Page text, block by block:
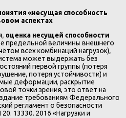
«несущая способность
аспектах
оценка несущей способности
предельной величины внешнего
всех комбинаций нагрузок),
может выдержать без
первой группы (потеря
потеря устойчивости) и
деформации, раскрытие
точки зрения, это ответ на
требованиям Федерального
регламент о безопасности
13330. 2016 «Нагрузки и